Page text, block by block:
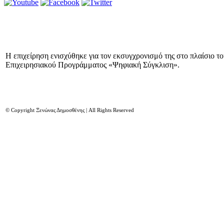
Η επιχείρηση ενισχύθηκε για τον εκσυγχρονισμό της στο πλαίσιο
Επιχειρησιακού Προγράμματος «Ψηφιακή Σύγκλιση».
© Copyright Ξενώνας Δημοσθένης | All Rights Reserved